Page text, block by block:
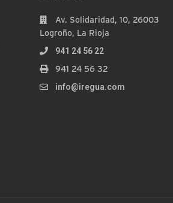
Av. Solidaridad, 10, 26003
Logroño, La Rioja
941 24 56 22
941 24 56 32
info@iregua.com